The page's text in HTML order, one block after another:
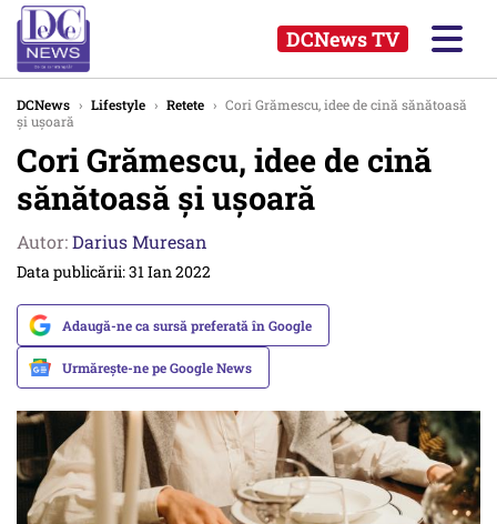
DCNews TV
DCNews › Lifestyle › Retete › Cori Grămescu, idee de cină sănătoasă
și ușoară
Cori Grămescu, idee de cină
sănătoasă și ușoară
Autor:Darius Muresan
Data publicării: 31 Ian 2022
Adaugă-ne ca sursă preferată în Google
Urmărește-ne pe Google News